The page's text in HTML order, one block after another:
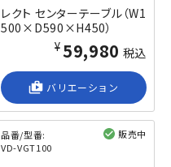
レクト センターテーブル（W1
500×D590×H450）
¥59,980 税込
shop_2 バリエーション
品番/型番:
VD-VGT100
販売中